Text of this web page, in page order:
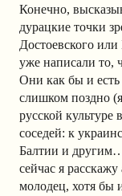
Конечно,
дурацкие точки
Достоевского
уже написали то,
Они как бы и
слишком поздно
русской
соседей: к
Балтии и
сейчас я
молодец, хотя бы